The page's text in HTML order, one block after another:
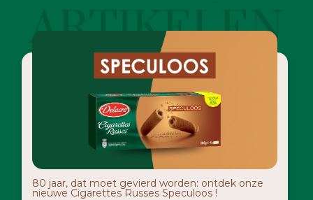
ARTIKELEN
80 jaar, dat moet gevierd worden: ontdek onze
nieuwe Cigarettes Russes Speculoos !